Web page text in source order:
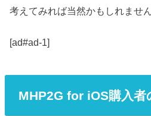
考えてみれば当然かもしれません
[ad#ad-1]
MHP2G for iOS購入者